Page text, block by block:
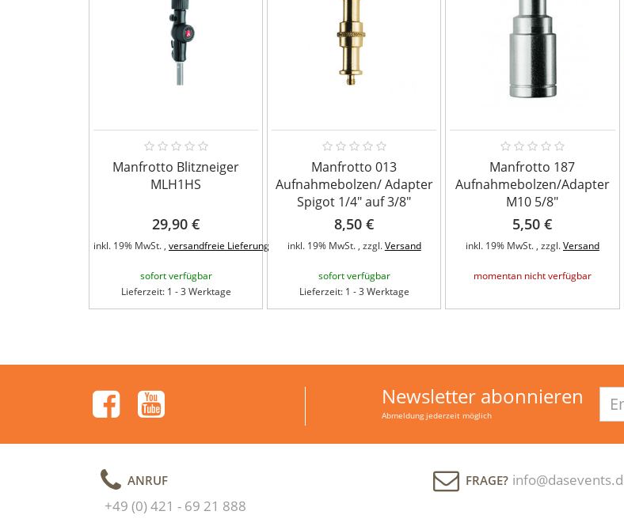
Manfrotto Blitzneiger
MLH1HS
29,90 €
inkl. 19% MwSt. , versandfreie Lieferung
sofort verfügbar
Lieferzeit: 1 - 3 Werktage
Manfrotto 013
Aufnahmebolzen/ Adapter
Spigot 1/4" auf 3/8"
8,50 €
inkl. 19% MwSt. , zzgl. Versand
sofort verfügbar
Lieferzeit: 1 - 3 Werktage
Manfrotto 187
Aufnahmebolzen/Adapter
M10 5/8"
5,50 €
inkl. 19% MwSt. , zzgl. Versand
momentan nicht verfügbar
Newsletter abonnieren
Abmeldung jederzeit möglich
ANRUF
+49 (0) 421 - 69 21 888
FRAGE?